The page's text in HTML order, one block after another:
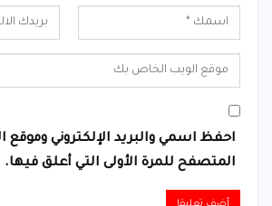
احفظ اسمي والبريد الإلكتروني وموقع
المتصفح للمرة الأولى التي أعلق فيها.